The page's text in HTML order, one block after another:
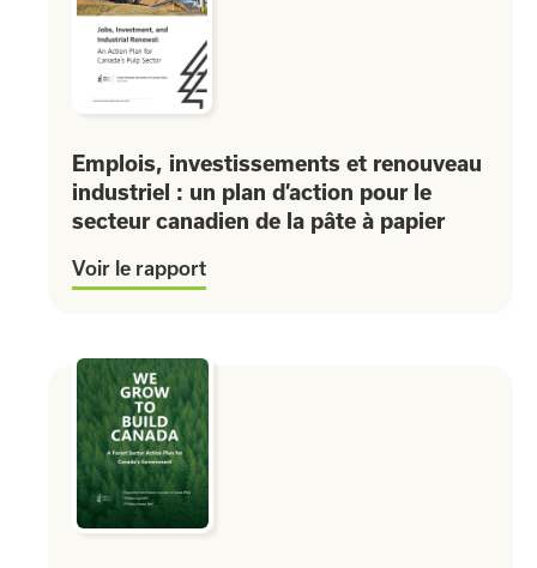
Emplois, investissements et renouveau
industriel : un plan d’action pour le
secteur canadien de la pâte à papier
Voir le rapport